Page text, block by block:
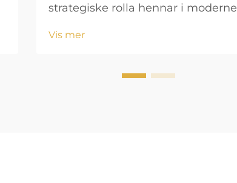
strategiske rolla hennar i moderne
OEM-produsent delar eller
seljer med sitt eige logo.
Vis mer